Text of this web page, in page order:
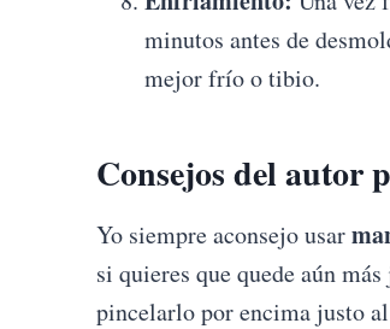
minutos antes de
mejor frío o tibio.
Consejos del autor
Yo siempre aconsejo usar
si quieres que quede aún
pincelarlo por encima justo